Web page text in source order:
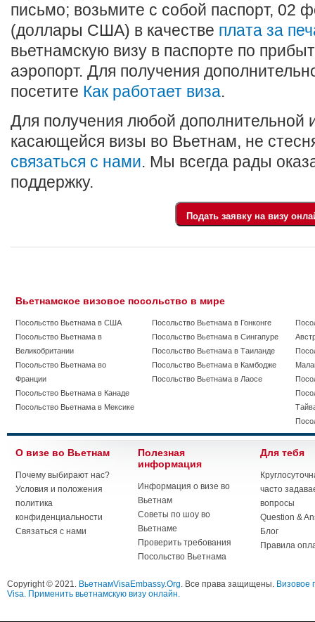
письмо; возьмите с собой паспорт, 02
(доллары США) в качестве плата за
вьетнамскую визу в паспорте по
аэропорт. Для получения
посетите Как работает виза.
Для получения любой дополнительной
касающейся визы во Вьетнам, не
связаться с нами. Мы всегда рады
поддержку.
Вьетнамское визовое посольство в мире
Посольство Вьетнама в США
Посольство Вьетнама в
Великобритании
Посольство Вьетнама во
Франции
Посольство Вьетнама в Канаде
Посольство Вьетнама в Мексике
Посольство Вьетнама в Гонконге
Посольство Вьетнама в Сингапуре
Посольство Вьетнама в Таиланде
Посольство Вьетнама в Камбодже
Посольство Вьетнама в Лаосе
О визе во Вьетнам
Почему выбирают нас?
Условия и положения
политика
конфиденциальности
Связаться с нами
Полезная
информация
Информация о визе во
Вьетнам
Советы по шоу во
Вьетнаме
Проверить требования
Посольство Вьетнама
Для тебя
часто
вопросы
Question &
Блог
Правила
Copyright © 2021. ВьетнамVisaEmbassy.Org. Все права защищены. Визовое
Visa. Применить вьетнамскую визу онлайн.